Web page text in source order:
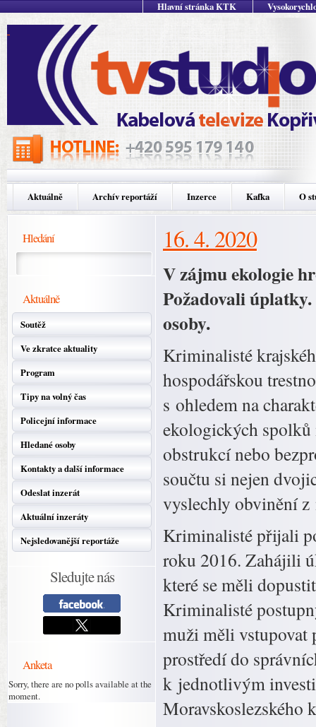
Hlavní stránka KTK
Aktuálně Archív reportáží Inzerce Kafka O
Hledání
Aktuálně
Soutěž
Ve zkratce aktuality
Program
Tipy na volný čas
Policejní informace
Hledané osoby
Kontakty a další informace
Odeslat inzerát
Aktuální inzeráty
Nejsledovanější reportáže
Sledujte nás
Anketa
Sorry, there are no polls available at the
moment.
16. 4. 2020
V zájmu ekologie
Požadovali
osoby.
Kriminalisté
hospodářskou
s ohledem na
ekologických
obstrukcí nebo
součtu si nejen
vyslechly obvinění
Kriminalisté přijali
roku 2016. Zahájili
které se měli
Kriminalisté
muži měli vstupovat
prostředí do
k jednotlivým
Moravskoslezského